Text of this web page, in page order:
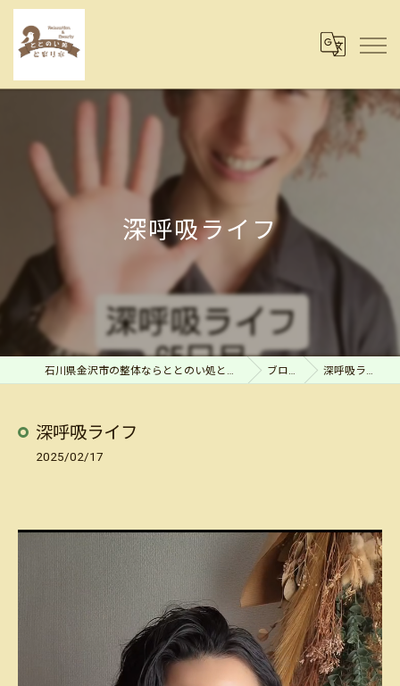
深呼吸ライフ
石川県金沢市の整体ならととのい処とまり木 ブログ 深呼吸ライフ
深呼吸ライフ
2025/02/17